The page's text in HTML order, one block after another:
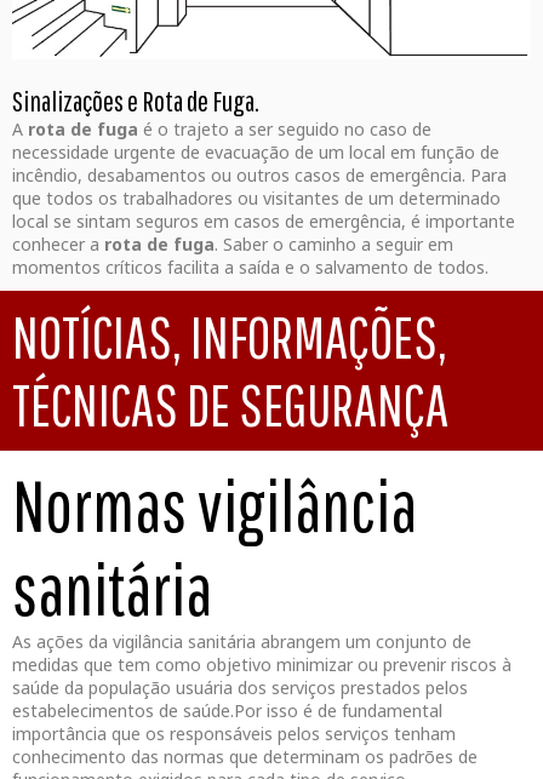
Sinalizações e Rota de Fuga.
A rota de fuga é o trajeto a ser seguido no caso de
necessidade urgente de evacuação de um local em função de
incêndio, desabamentos ou outros casos de emergência. Para
que todos os trabalhadores ou visitantes de um determinado
local se sintam seguros em casos de emergência, é importante
conhecer a rota de fuga. Saber o caminho a seguir em
momentos críticos facilita a saída e o salvamento de todos.
NOTÍCIAS, INFORMAÇÕES,
TÉCNICAS DE SEGURANÇA
Normas vigilância
sanitária
As ações da vigilância sanitária abrangem um conjunto de
medidas que tem como objetivo minimizar ou prevenir riscos à
saúde da população usuária dos serviços prestados pelos
estabelecimentos de saúde.Por isso é de fundamental
importância que os responsáveis pelos serviços tenham
conhecimento das normas que determinam os padrões de